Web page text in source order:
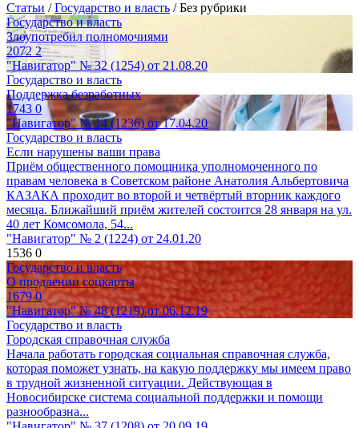
Статьи /Государство и власть / Без рубрики
Государство и власть
Злоупотребил полномочиями
20722
"Навигатор" № 32 (1254) от 21.08.20
Государство и власть
Поддержка безработных
1743 0
"Навигатор" № 14 (1236) от 17.04.20
Государство и власть
Если нарушены ваши права
Приём общественного помощника уполномоченного по
правам человека в Советском районе Анатолия Альбертовича
КАЗАКА проходит во второй и четвёртый вторник каждого
месяца. Ближайший приём жителей состоится 28 января на ул.
40 лет Комсомола, 54...
"Навигатор" № 2 (1224) от 24.01.20
1536 0
Государство и власть
О продлении соцкарты
16790
"Навигатор" № 48 (1219) от 06.12.19
Государство и власть
Городская справочная служба
Начала работать городская социальная справочная служба,
которая поможет узнать, на какую поддержку мы имеем право
в трудной жизненной ситуации. Действующая в
Новосибирске система социальной поддержки и помощи
разнообразна...